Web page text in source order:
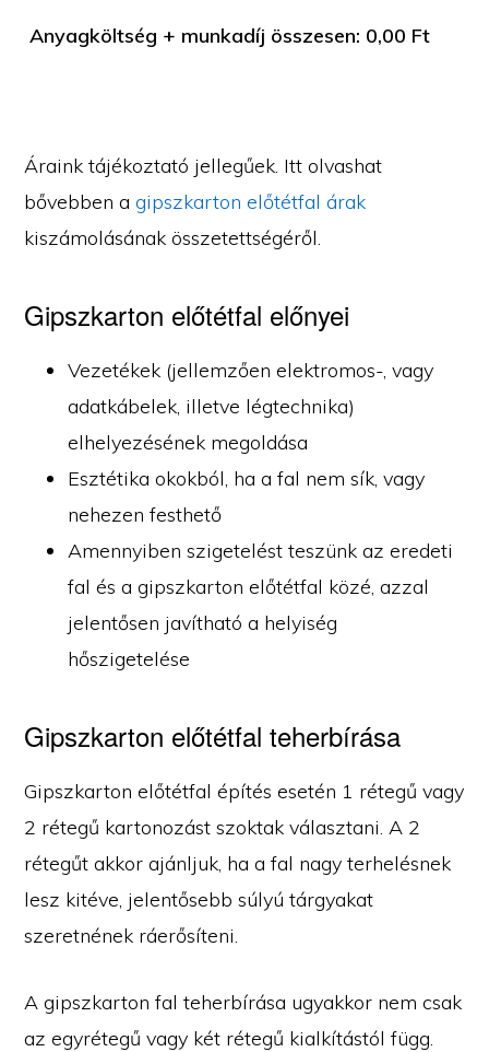
Anyagköltség + munkadíj összesen: 0,00 Ft
Áraink tájékoztató jellegűek. Itt olvashat
bővebben agipszkarton előtétfal árak
kiszámolásának összetettségéről.
Gipszkarton előtétfal előnyei
Vezetékek (jellemzően elektromos-, vagy
adatkábelek, illetve légtechnika)
elhelyezésének megoldása
Esztétika okokból, ha a fal nem sík, vagy
nehezen festhető
Amennyiben szigetelést teszünk az eredeti
fal és a gipszkarton előtétfal közé, azzal
jelentősen javítható a helyiség
hőszigetelése
Gipszkarton előtétfal teherbírása
Gipszkarton előtétfal építés esetén 1 rétegű vagy
2 rétegű kartonozást szoktak választani. A 2
rétegűt akkor ajánljuk, ha a fal nagy terhelésnek
lesz kitéve, jelentősebb súlyú tárgyakat
szeretnének ráerősíteni.
A gipszkarton fal teherbírása ugyakkor nem csak
az egyrétegű vagy két rétegű kialkítástól függ.